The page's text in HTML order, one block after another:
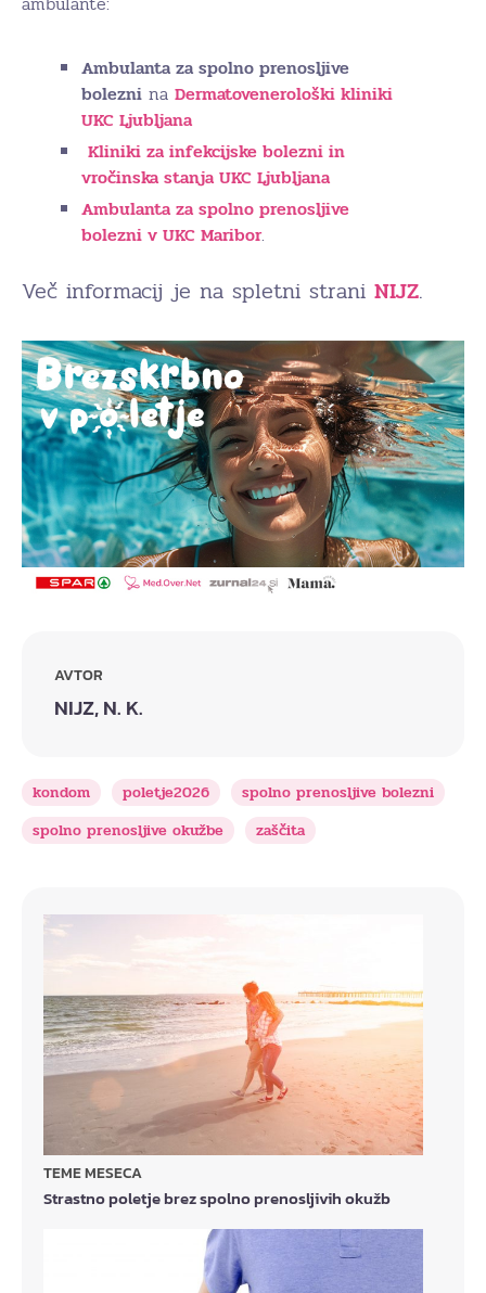
Ambulanta za spolno prenosljive
bolezni na Dermatovenerološki kliniki
UKC Ljubljana
Kliniki za infekcijske bolezni in
vročinska stanja UKC Ljubljana
Ambulanta za spolno prenosljive
bolezni v UKC Maribor.
Več informacij je na spletni strani NIJZ.
AVTOR
NIJZ, N. K.
kondom poletje2026
spolno prenosljive bolezni
spolno prenosljive okužbe
zaščita
TEME MESECA
Strastno poletje brez spolno prenosljivih okužb